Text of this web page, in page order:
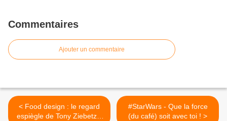
Commentaires
Ajouter un commentaire
< Food design : le regard
espiègle de Tony Ziebetzki
#StarWars - Que la force
(du café) soit avec toi ! >